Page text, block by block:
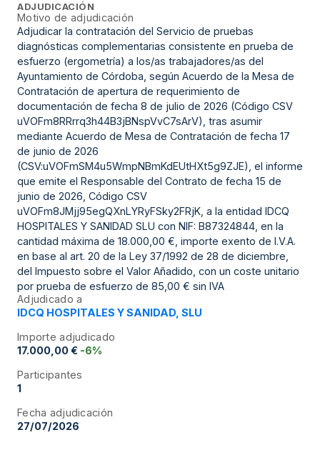
ADJUDICACIÓN
Motivo de adjudicación
Adjudicar la contratación del Servicio de pruebas
diagnósticas complementarias consistente en prueba de
esfuerzo (ergometría) a los/as trabajadores/as del
Ayuntamiento de Córdoba, según Acuerdo de la Mesa de
Contratación de apertura de requerimiento de
documentación de fecha 8 de julio de 2026 (Código CSV
uVOFm8RRrrq3h44B3jBNspVvC7sArV), tras asumir
mediante Acuerdo de Mesa de Contratación de fecha 17
de junio de 2026
(CSV:uVOFmSM4u5WmpNBmKdEUtHXt5g9ZJE), el informe
que emite el Responsable del Contrato de fecha 15 de
junio de 2026, Código CSV
uVOFm8JMjj95egQXnLYRyFSky2FRjK, a la entidad IDCQ
HOSPITALES Y SANIDAD SLU con NIF: B87324844, en la
cantidad máxima de 18.000,00 €, importe exento de I.V.A.
en base al art. 20 de la Ley 37/1992 de 28 de diciembre,
del Impuesto sobre el Valor Añadido, con un coste unitario
por prueba de esfuerzo de 85,00 € sin IVA
Adjudicado a
IDCQ HOSPITALES Y SANIDAD, SLU
Importe adjudicado
17.000,00 € -6%
Participantes
1
Fecha adjudicación
27/07/2026